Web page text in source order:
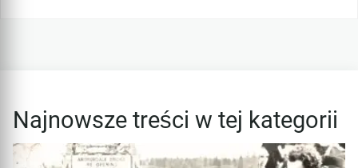
Najnowsze treści w tej kategorii